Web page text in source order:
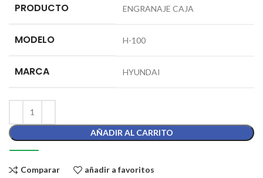
PRODUCTO ENGRANAJE CAJA
MODELO H-100
MARCA HYUNDAI
AÑADIR AL CARRITO
Comparar añadir a favoritos